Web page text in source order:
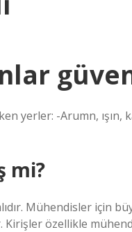
yerler: -Arumn, ışın,
mi?
Mühendisler için
özellikle